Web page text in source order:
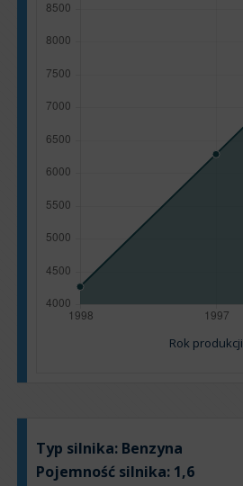
Rok produkcji
Typ silnika: Benzyna
Pojemność silnika: 1,6